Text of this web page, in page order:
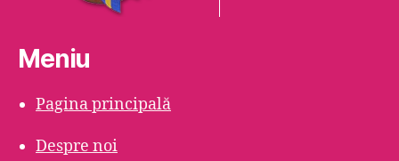
Meniu
Pagina principală
Despre noi